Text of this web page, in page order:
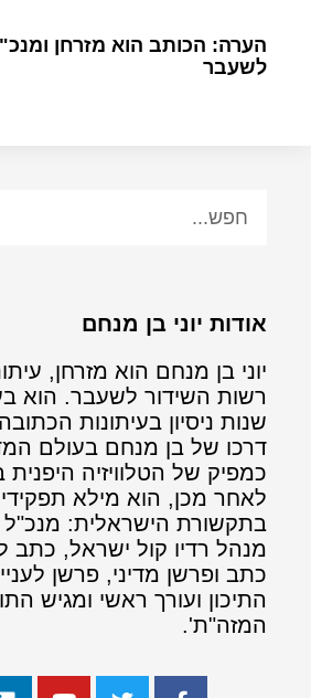
הערה: הכותב הוא מזרחן
לשעבר
אודות יוני בן מנחם
יוני בן מנחם הוא מזרחן,
רשות השידור לשעבר. הוא
שנות ניסיון בעיתונות
דרכו של בן מנחם בעולם
כמפיק של הטלוויזיה היפנית
לאחר מכן, הוא מילא
בתקשורת הישראלית: מנכ"ל
מנהל רדיו קול ישראל, כתב
כתב ופרשן מדיני, פרשן
התיכון ועורך ראשי ומגיש
המזה"ת'.